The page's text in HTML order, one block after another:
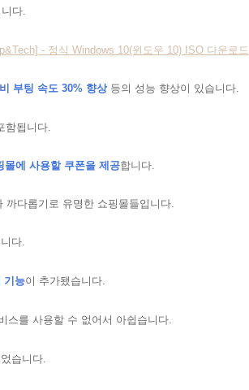
다.
- 정식 Windows 10(윈도우 10) ISO 다운로드
부팅 속도 30% 향상등의 성능 향상이 있습니다.
함됩니다.
에 사용할 쿠폰을 제공합니다.
까다롭기로 유명한 쇼핑몰들입니다.
다.
기능이 추가됐습니다.
스를 사용할 수 없어서 아쉽습니다.
습니다.